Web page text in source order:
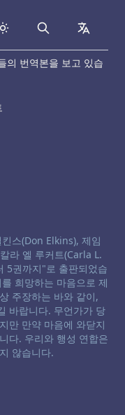
Search
의 번역본을 보고 있습
스(Don Elkins), 제임
라 엘 루커트(Carla L.
5권까지"로 출판되었습
희망하는 마음으로 제
주장하는 바와 같이,
바랍니다. 무언가가 당
만 만약 마음에 와닫지
다. 우리와 행성 연합은
않습니다.